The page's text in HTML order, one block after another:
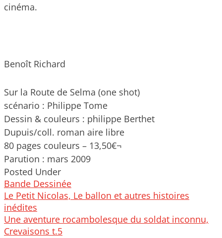
cinéma.
Benoît Richard
Sur la Route de Selma (one shot)
scénario : Philippe Tome
Dessin & couleurs : philippe Berthet
Dupuis/coll. roman aire libre
80 pages couleurs – 13,50€¬
Parution : mars 2009
Posted Under
Bande Dessinée
Post
navigation
Le Petit Nicolas, Le ballon et autres histoires
inédites
Une aventure rocambolesque du soldat inconnu,
Crevaisons t.5